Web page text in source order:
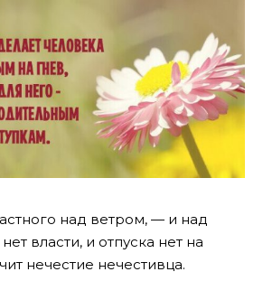
над ветром, — и над
власти, и отпуска нет на
нечестие нечестивца.